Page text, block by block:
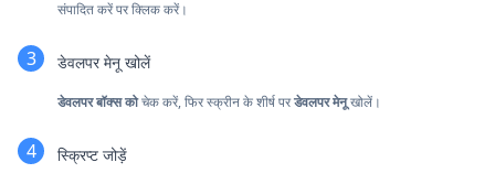
संपादित करें पर क्लिक करें।
डेवलपर मेनू खोलें
डेवलपर बॉक्स कोचेक करें, फिर स्क्रीन के शीर्ष परडेवलपर मेनूखोलें।
स्क्रिप्ट जोड़ें